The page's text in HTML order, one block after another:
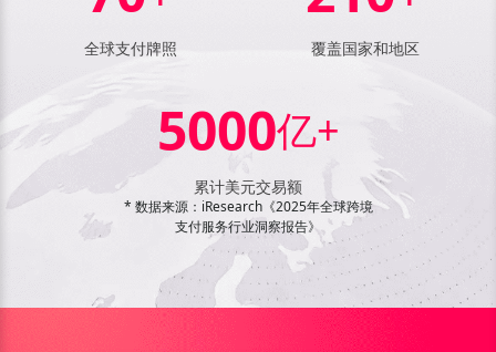
全球支付牌照 覆盖国家和地区
5000亿+
累计美元交易额
* 数据来源：iResearch《2025年全球跨境
支付服务行业洞察报告》